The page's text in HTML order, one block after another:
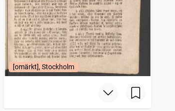
[omärkt], Stockholm